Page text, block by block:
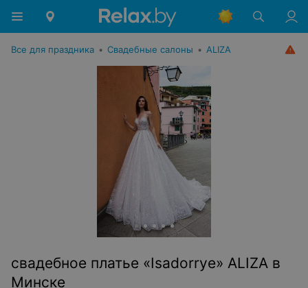
Все для праздника • Свадебные салоны • ALIZA
свадебное платье «Isadorrye» ALIZA в
Минске